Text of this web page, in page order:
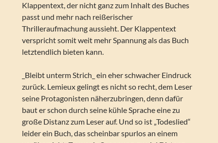
Klappentext, der nicht ganz zum Inhalt des Buches
passt und mehr nach reißerischer
Thrilleraufmachung aussieht. Der Klappentext
verspricht somit weit mehr Spannung als das Buch
letztendlich bieten kann.
_Bleibt unterm Strich_ ein eher schwacher Eindruck
zurück. Lemieux gelingt es nicht so recht, dem Leser
seine Protagonisten näherzubringen, denn dafür
baut er schon durch seine kühle Sprache eine zu
große Distanz zum Leser auf. Und so ist „Todeslied“
leider ein Buch, das scheinbar spurlos an einem